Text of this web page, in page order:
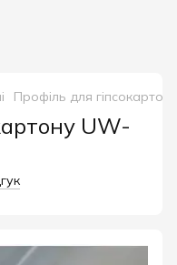
Профіль для гіпсокартону
UW-